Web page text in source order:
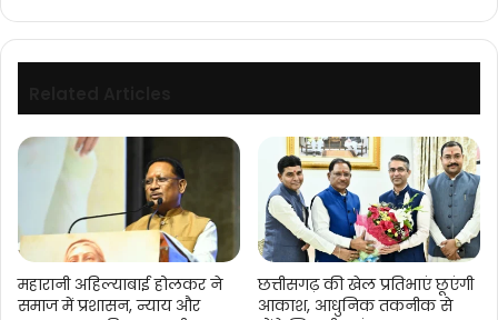
से
मुक्ति
राह
का
इरादा’
महारानी अहिल्याबाई होलकर ने
समाज में प्रशासन, न्याय और
छत्तीसगढ़ की खेल प्रतिभाएं छूएंगी
आकाश, आधुनिक तकनीक से